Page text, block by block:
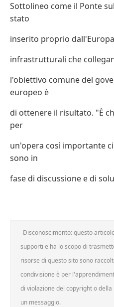
Sottolineo come il Ponte
stato
inserito proprio
infrastrutturali che
l'obiettivo comune del
europeo è
di ottenere il risultato. "È
per
un'opera così importante
sono in
fase di discussione e di
Disconoscimento: questo
supporti e ha lo scopo di
risorse di questo sito sono
condivisione è per
di violazione del copyright o
un messaggio.